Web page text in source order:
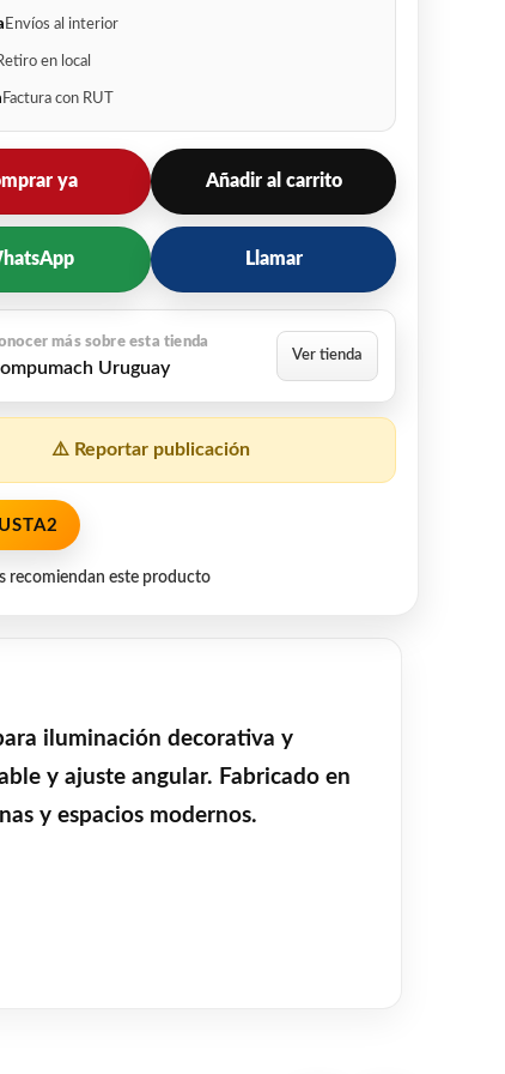
Envíos al interior
en local
Factura con RUT
ya Añadir al carrito
Llamar
Uruguay
⚠️ Reportar publicación
2
recomiendan este producto
iluminación decorativa y
y ajuste angular. Fabricado en
y espacios modernos.